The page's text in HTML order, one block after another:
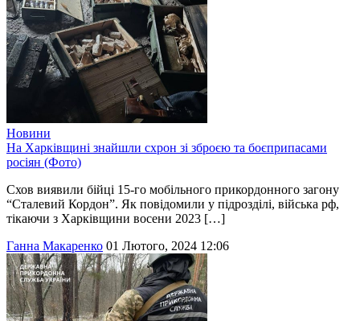
Новини
На Харківщині знайшли схрон зі зброєю та боєприпасами
росіян (Фото)
Схов виявили бійці 15-го мобільного прикордонного загону
“Сталевий Кордон”. Як повідомили у підрозділі, війська рф,
тікаючи з Харківщини восени 2023 […]
Ганна Макаренко 01 Лютого, 2024 12:06